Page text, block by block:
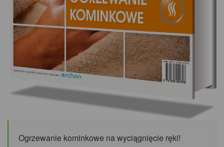
Ogrzewanie kominkowe na wyciągnięcie ręki!